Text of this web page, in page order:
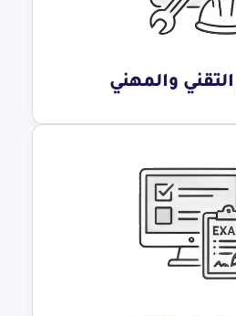
التقني والمهني